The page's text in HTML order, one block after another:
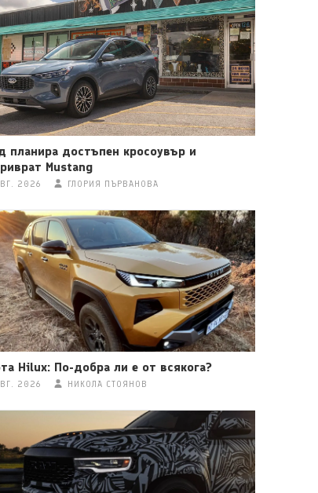
планира достъпен кросоувър и
Mustang
2026 ГЛОРИЯ ПЪРВАНОВА
Hilux: По-добра ли е от всякога?
2026 НИКОЛА СТОЯНОВ